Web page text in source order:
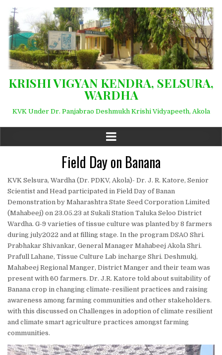
KRISHI VIGYAN KENDRA, SELSURA,
WARDHA
KVK Under Dr. Panjabrao Deshmukh Krishi Vidyapeeth, Akola
Field Day on Banana
KVK Selsura, Wardha (Dr. PDKV, Akola)- Dr. J. R. Katore, Senior
Scientist and Head participated in Field Day of Banan
Demonstration by Maharashtra State Seed Corporation Limited
(Mahabeej) on 23.05.23 at Sukali Station Taluka Seloo District
Wardha. G-9 varieties of tissue culture was planted by 8 farmers
during july2022 and at filling stage. In the program DSAO Shri.
Prabhakar Shivankar, General Manager Mahabeej Akola Shri.
Prafull Lahane, Tissue Culture Lab incharge Shri. Deshmukj,
Mahabeej Regional Manger, District Manger and their team was
present with 60 farmers. Dr. J.R. Katore told about suitability of
Banana crop in changing climate-resilient practices and raising
awareness among farming communities and other stakeholders.
with this discussed on Challenges in adoption of climate resilient
and climate smart agriculture practices amongst farming
communities.